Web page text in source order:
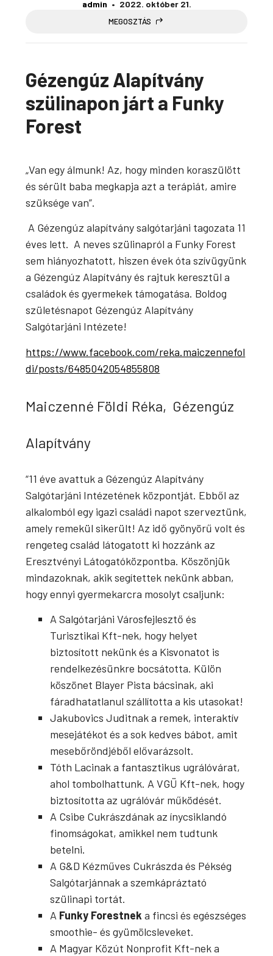
admin 2022. október 21.
MEGOSZTÁS
Gézengúz Alapítvány
szülinapon járt a Funky
Forest
„Van egy álmunk! Az, hogy minden koraszülött
és sérült baba megkapja azt a terápiát, amire
szüksége van”.
A Gézengúz alapítvány salgótarjáni tagozata 11
éves lett. A neves szülinapról a Funky Forest
sem hiányozhatott, hiszen évek óta szívügyünk
a Gézengúz Alapítvány és rajtuk keresztül a
családok és gyermekek támogatása. Boldog
születésnapot Gézengúz Alapítvány
Salgótarjáni Intézete!
https://www.facebook.com/reka.maiczennefol
di/posts/6485042054855808
Maiczenné Földi Réka, Gézengúz
Alapítvány
“11 éve avattuk a Gézengúz Alapítvány
Salgótarjáni Intézetének központját. Ebből az
alkalomból egy igazi családi napot szerveztünk,
amely remekül sikerült! Az idő gyönyörű volt és
rengeteg család látogatott ki hozzánk az
Eresztvényi Látogatóközpontba. Köszönjük
mindazoknak, akik segítettek nekünk abban,
hogy ennyi gyermekarcra mosolyt csaljunk:
A Salgótarjáni Városfejlesztő és
Turisztikai Kft-nek, hogy helyet
biztosított nekünk és a Kisvonatot is
rendelkezésünkre bocsátotta. Külön
köszönet Blayer Pista bácsinak, aki
fáradhatatlanul szállította a kis utasokat!
Jakubovics Juditnak a remek, interaktív
mesejátékot és a sok kedves bábot, amit
mesebőröndjéből elővarázsolt.
Tóth Lacinak a fantasztikus ugrálóvárat,
ahol tombolhattunk. A VGÜ Kft-nek, hogy
biztosította az ugrálóvár működését.
A Csibe Cukrászdának az ínycsiklandó
finomságokat, amikkel nem tudtunk
betelni.
A G&D Kézműves Cukrászda és Pékség
Salgótarjánnak a szemkápráztató
szülinapi tortát.
A Funky Forestnek a fincsi és egészséges
smoothie- és gyümölcsleveket.
A Magyar Közút Nonprofit Kft-nek a